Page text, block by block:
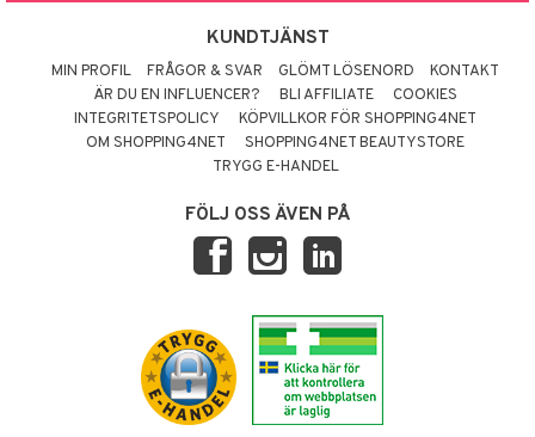
KUNDTJÄNST
MIN PROFIL FRÅGOR & SVAR GLÖMT LÖSENORD
KONTAKT
ÄR DU EN INFLUENCER?
BLI AFFILIATE
COOKIES
INTEGRITETSPOLICY
KÖPVILLKOR FÖR SHOPPING4NET
OM SHOPPING4NET
SHOPPING4NET BEAUTYSTORE
TRYGG E-HANDEL
FÖLJ OSS ÄVEN PÅ